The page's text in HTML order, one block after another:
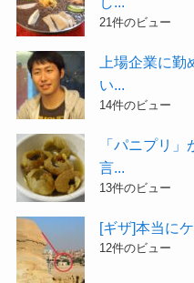
21件のビュー
上場企業に
い...
14件のビュー
「パニプリ
言...
13件のビュー
[ギザ]本当に
12件のビュー